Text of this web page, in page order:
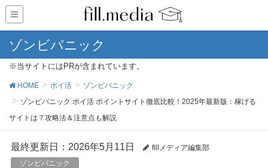
ゾンビパニック
※当サイトにはPRが含まれています。
HOME ポイ活
ゾンビパニック
ゾンビパニック ポイ活 ポイントサイト徹底比較！2025年最新版：稼げる
サイトは？攻略法＆注意点も解説
最終更新日：2026年5月11日
fillメディア編集部
ゾンビパニック